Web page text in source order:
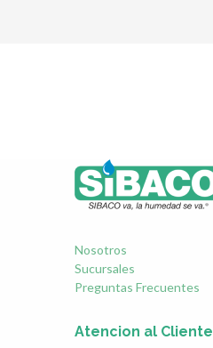
Nosotros
Sucursales
Preguntas Frecuentes
Atencion al Cliente